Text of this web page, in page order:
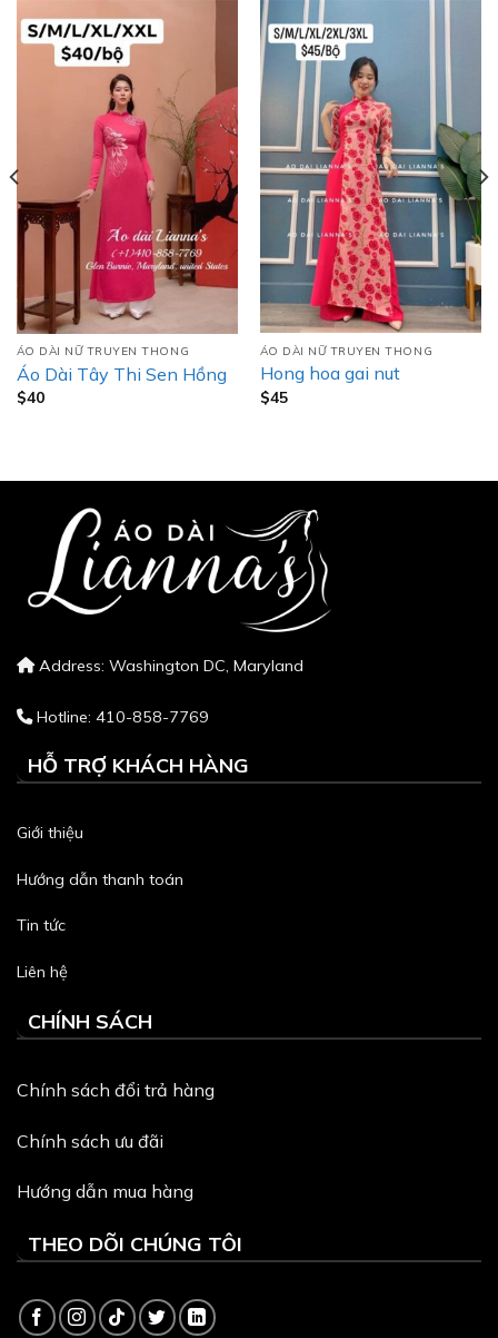
ÁO DÀI NỮ TRUYEN THONG
Áo Dài Tây Thi Sen Hồng
$40
ÁO DÀI NỮ TRUYEN THONG
Hong hoa gai nut
$45
Address: Washington DC, Maryland
Hotline: 410-858-7769
HỖ TRỢ KHÁCH HÀNG
Giới thiệu
Hướng dẫn thanh toán
Tin tức
Liên hệ
CHÍNH SÁCH
Chính sách đổi trả hàng
Chính sách ưu đãi
Hướng dẫn mua hàng
THEO DÕI CHÚNG TÔI